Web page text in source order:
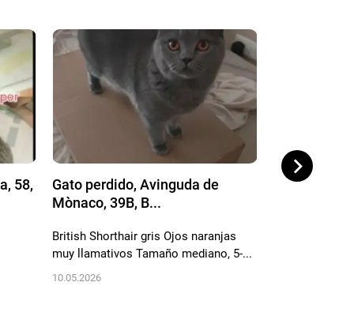
58,
Gato perdido, Avinguda de
Mònaco, 39B, B...
British Shorthair gris Ojos naranjas
muy llamativos Tamaño mediano, 5-...
10.05.2026
Gato